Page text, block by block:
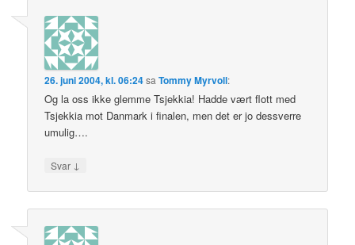
26. juni 2004, kl. 06:24sa Tommy Myrvoll:
Og la oss ikke glemme Tsjekkia! Hadde vært flott med
Tsjekkia mot Danmark i finalen, men det er jo dessverre
umulig….
Svar ↓